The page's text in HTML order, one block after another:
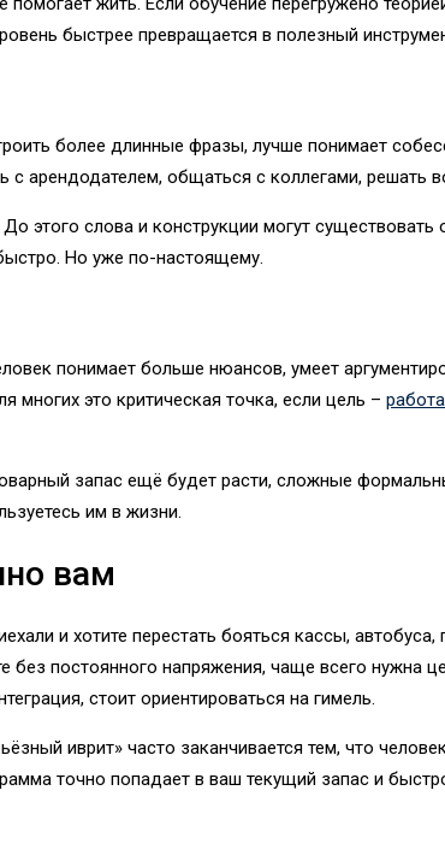
быстрее превращается в полезный
более длинные фразы, лучше понимает
арендодателем, общаться с коллегами, решать
этого слова и конструкции могут
Но уже по-настоящему.
понимает больше нюансов, умеет
это критическая точка, если цель –
запас ещё будет расти, сложные
им в жизни.
вам
и хотите перестать бояться кассы,
постоянного напряжения, чаще всего нужна
стоит ориентироваться на гимель.
иврит» часто заканчивается тем, что
точно попадает в ваш текущий запас и